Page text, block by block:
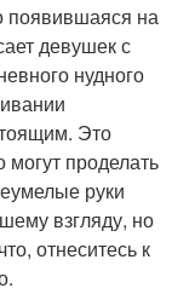
появившаяся на
девушек с
нудного
Это
проделать
руки
взгляду, но
отнеситесь к